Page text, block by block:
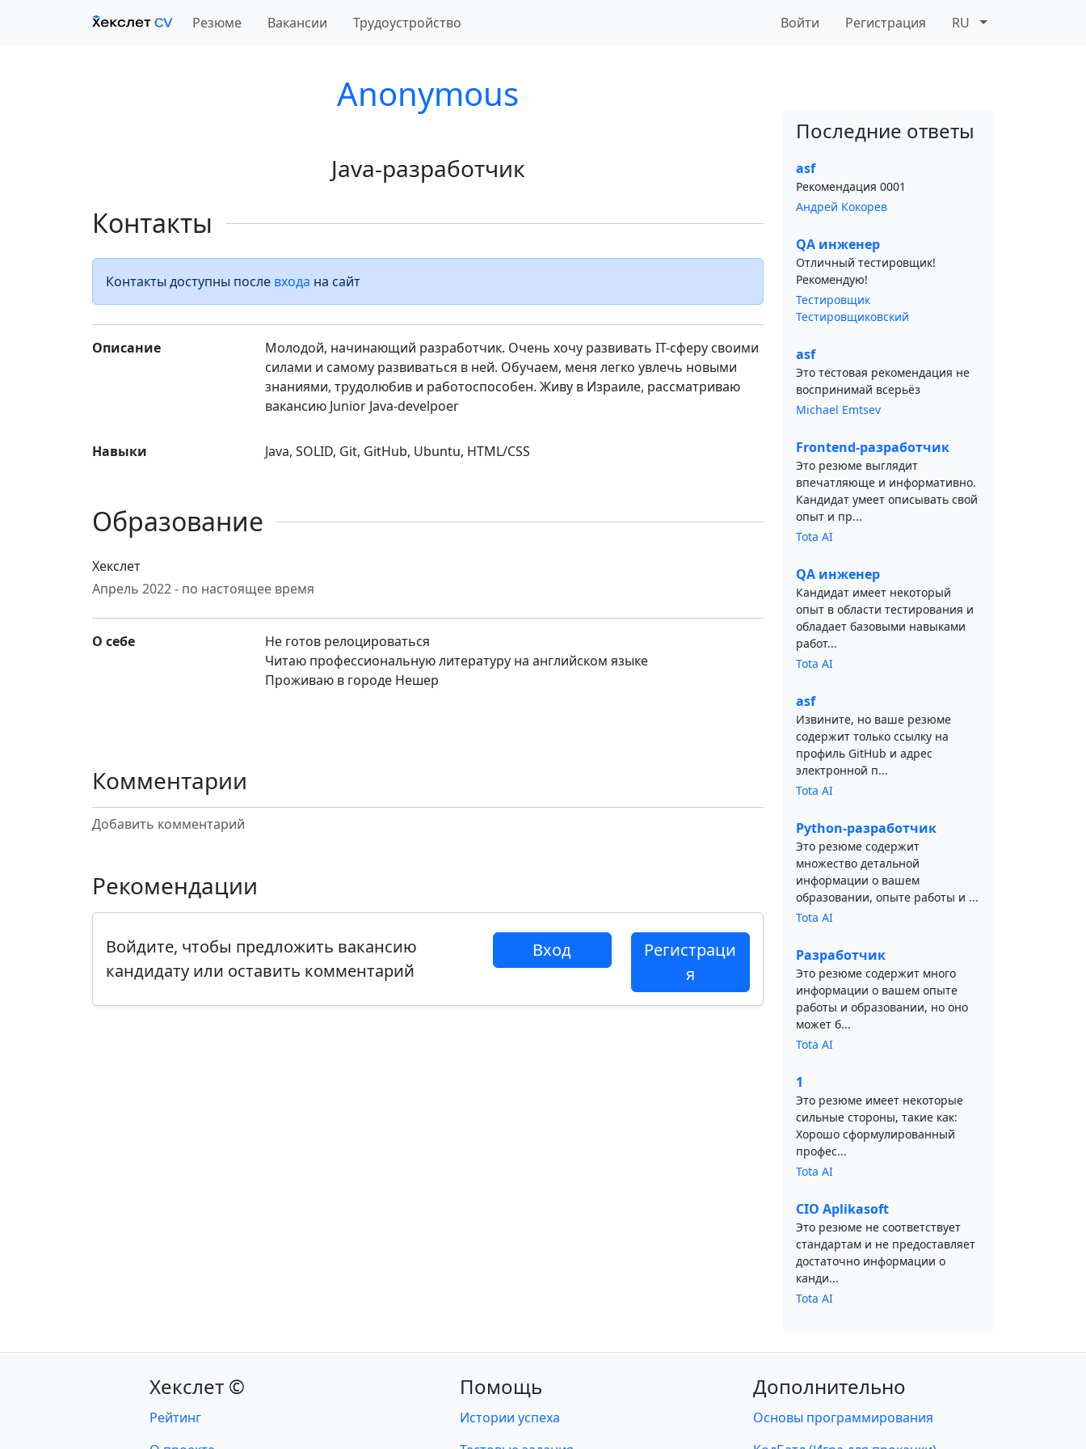
Резюме Вакансии Трудоустройство Войти Регистрация RU
Anonymous
Java-разработчик
Контакты
Контакты доступны после входа на сайт
Описание
Молодой, начинающий разработчик. Очень хочу развивать IT-сферу своими
силами и самому развиваться в ней. Обучаем, меня легко увлечь новыми
знаниями, трудолюбив и работоспособен. Живу в Израиле, рассматриваю
вакансию Junior Java-develpoer
Навыки Java, SOLID, Git, GitHub, Ubuntu, HTML/CSS
Образование
Хекслет
Апрель 2022 - по настоящее время
О себе
Не готов релоцироваться
Читаю профессиональную литературу на английском языке
Проживаю в городе Нешер
Комментарии
Добавить комментарий
Рекомендации
Войдите, чтобы предложить вакансию
кандидату или оставить комментарий
Вход
Регистраци
я
Последние ответы
asf
Рекомендация 0001
Андрей Кокорев
QA инженер
Отличный тестировщик!
Рекомендую!
Тестировщик
Тестировщиковский
asf
Это тестовая рекомендация не
воспринимай всерьёз
Michael Emtsev
Frontend-разработчик
Это резюме выглядит
впечатляюще и информативно.
Кандидат умеет описывать свой
опыт и пр...
Tota AI
QA инженер
Кандидат имеет некоторый
опыт в области тестирования и
обладает базовыми навыками
работ...
Tota AI
asf
Извините, но ваше резюме
содержит только ссылку на
профиль GitHub и адрес
электронной п...
Tota AI
Python-разработчик
Это резюме содержит
множество детальной
информации о вашем
образовании, опыте работы и ...
Tota AI
Разработчик
Это резюме содержит много
информации о вашем опыте
работы и образовании, но оно
может б...
Tota AI
1
Это резюме имеет некоторые
сильные стороны, такие как:
Хорошо сформулированный
профес...
Tota AI
CIO Aplikasoft
Это резюме не соответствует
стандартам и не предоставляет
достаточно информации о
канди...
Tota AI
Хекслет ©
Рейтинг
Помощь
Истории успеха
Дополнительно
Основы программирования